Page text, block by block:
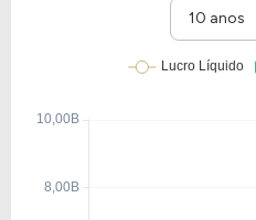
10 anos